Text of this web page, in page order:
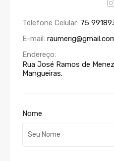
Telefone Celular: 75
E-mail:
Endereço:
Rua José Ramos de
Mangueiras.
Nome